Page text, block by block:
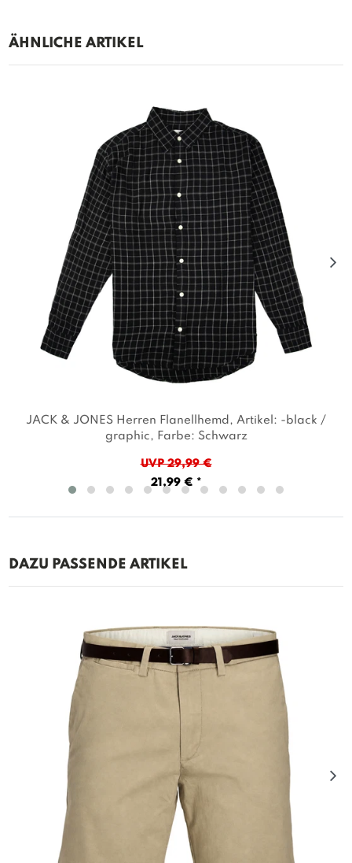
ÄHNLICHE ARTIKEL
JACK & JONES Herren Flanellhemd , Artikel: -black /
graphic, Farbe: Schwarz
UVP 29,99 €
21,99 € *
DAZU PASSENDE ARTIKEL